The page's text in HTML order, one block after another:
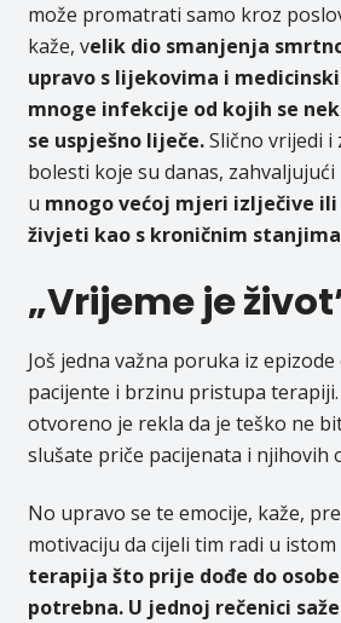
može promatrati samo kroz
kaže, velik dio smanjenja
upravo s lijekovima i
mnoge infekcije od kojih se
se uspješno liječe.Slično vrijedi i
bolesti koje su danas,
u mnogo većoj mjeri izlječive ili
živjeti kao s kroničnim
„Vrijeme je
Još jedna važna poruka iz
pacijente i brzinu pristupa terapiji.
otvoreno je rekla da je teško ne
slušate priče pacijenata i njihovih
No upravo se te emocije, kaže,
motivaciju da cijeli tim radi u istom
terapija što prije dođe do
potrebna. U jednoj rečenici